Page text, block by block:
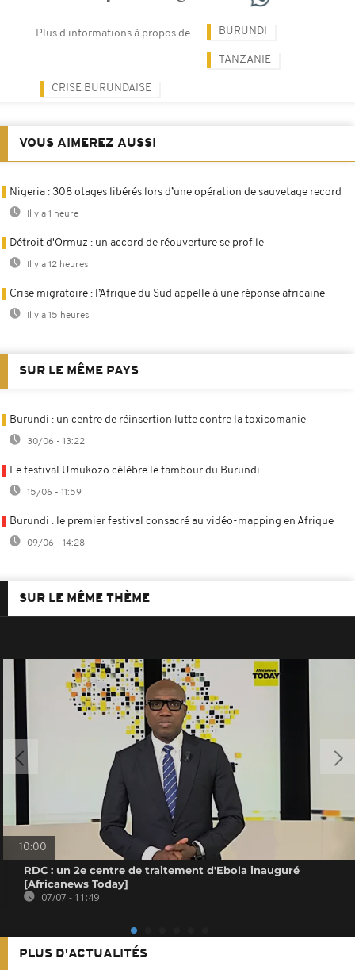
Plus d'informations à propos de BURUNDI
TANZANIE
CRISE BURUNDAISE
VOUS AIMEREZ AUSSI
Nigeria : 308 otages libérés lors d’une opération de sauvetage record
Il y a 1 heure
Détroit d'Ormuz : un accord de réouverture se profile
Il y a 12 heures
Crise migratoire : l’Afrique du Sud appelle à une réponse africaine
Il y a 15 heures
SUR LE MÊME PAYS
Burundi : un centre de réinsertion lutte contre la toxicomanie
30/06 - 13:22
Le festival Umukozo célèbre le tambour du Burundi
15/06 - 11:59
Burundi : le premier festival consacré au vidéo-mapping en Afrique
09/06 - 14:28
SUR LE MÊME THÈME
10:00
RDC : un 2e centre de traitement d'Ebola inauguré
[Africanews Today]
07/07 - 11:49
PLUS D'ACTUALITÉS